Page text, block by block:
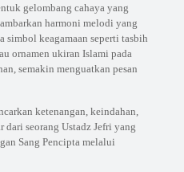
gelombang cahaya yang
harmoni melodi yang
simbol keagamaan seperti tasbih
ornamen ukiran Islami pada
semakin menguatkan pesan
ketenangan, keindahan,
dari seorang Ustadz Jefri yang
Sang Pencipta melalui